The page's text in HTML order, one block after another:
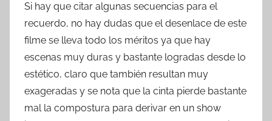
Si hay que citar algunas secuencias para el
recuerdo, no hay dudas que el desenlace de este
filme se lleva todo los méritos ya que hay
escenas muy duras y bastante logradas desde lo
estético, claro que también resultan muy
exageradas y se nota que la cinta pierde bastante
mal la compostura para derivar en un show